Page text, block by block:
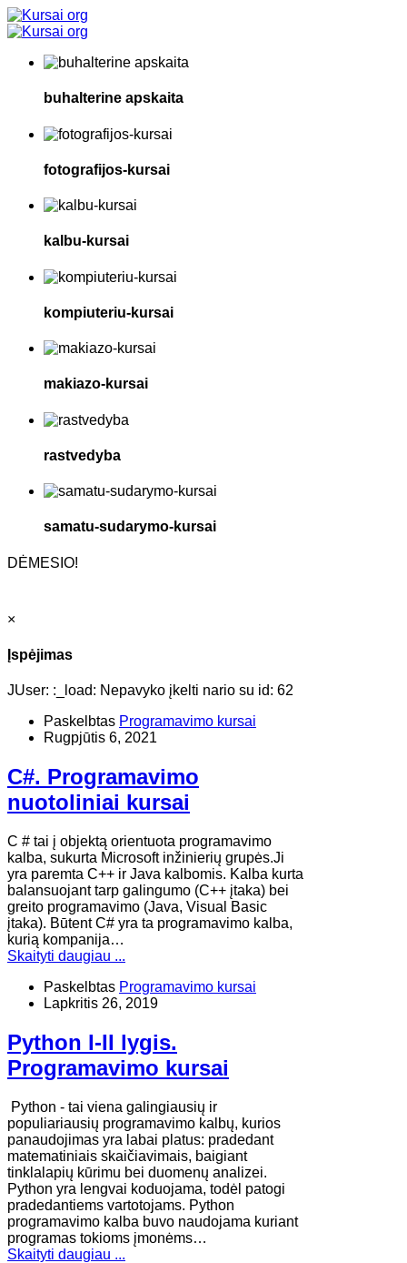
buhalterine apskaita
fotografijos-kursai
kalbu-kursai
kompiuteriu-kursai
makiazo-kursai
rastvedyba
samatu-sudarymo-kursai
DĖMESIO!
×
Įspėjimas
JUser: :_load: Nepavyko įkelti nario su id: 62
Paskelbtas Programavimo kursai
Rugpjūtis 6, 2021
C#. Programavimo
nuotoliniai kursai
​C # tai į objektą orientuota programavimo
kalba, sukurta Microsoft inžinierių grupės.Ji
yra paremta C++ ir Java kalbomis. Kalba kurta
balansuojant tarp galingumo (C++ įtaka) bei
greito programavimo (Java, Visual Basic
įtaka). Būtent C# yra ta programavimo kalba,
kurią kompanija…
Skaityti daugiau ...
Paskelbtas Programavimo kursai
Lapkritis 26, 2019
Python I-II lygis.
Programavimo kursai
Python - tai viena galingiausių ir
populiariausių programavimo kalbų, kurios
panaudojimas yra labai platus: pradedant
matematiniais skaičiavimais, baigiant
tinklalapių kūrimu bei duomenų analizei.
Python yra lengvai koduojama, todėl patogi
pradedantiems vartotojams. Python
programavimo kalba buvo naudojama kuriant
programas tokioms įmonėms…
Skaityti daugiau ...